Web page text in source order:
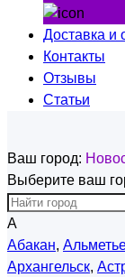
Доставка и
Контакты
Отзывы
Статьи
Ваш город:
Выберите ваш
А
Абакан,
Архангельск,